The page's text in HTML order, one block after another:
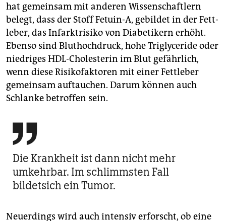
hat gemeinsam mit anderen Wissenschaftlern
belegt, dass der Stoff Fetuin-A, gebildet in der Fett­
leber, das Infarktrisiko von Diabetikern erhöht.
Ebenso sind Bluthochdruck, hohe Triglyceride oder
niedriges HDL-Cholesterin im Blut gefährlich,
wenn diese Risikofaktoren mit einer Fettleber
gemeinsam auftauchen. Darum können auch
Schlanke betroffen sein.

Die Krankheit ist dann nicht mehr
umkehrbar. Im schlimmsten Fall
bildetsich ein Tumor.
Neuerdings wird auch intensiv erforscht, ob eine